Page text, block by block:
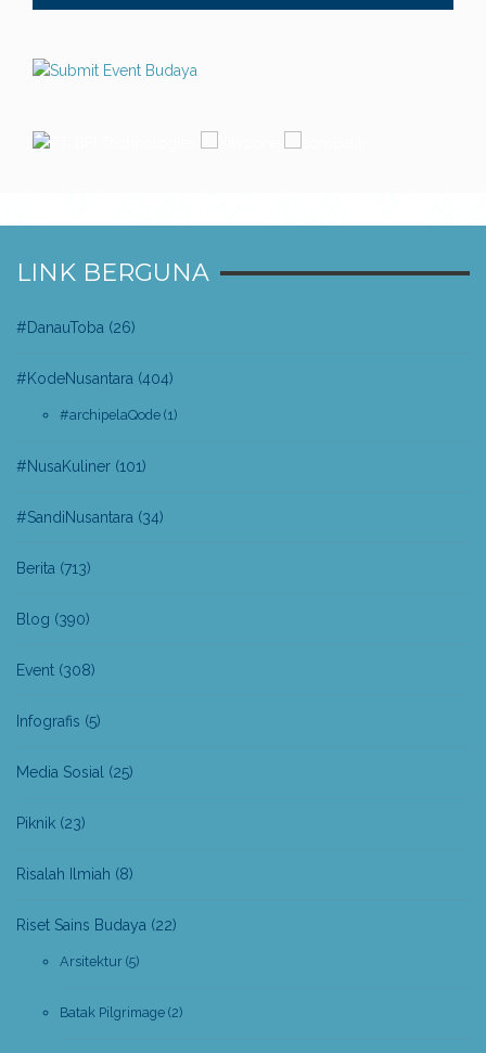
LINK BERGUNA
#DanauToba (26)
#KodeNusantara (404)
#archipelaQode (1)
#NusaKuliner (101)
#SandiNusantara (34)
Berita (713)
Blog (390)
Event (308)
Infografis (5)
Media Sosial (25)
Piknik (23)
Risalah Ilmiah (8)
Riset Sains Budaya (22)
Arsitektur (5)
Batak Pilgrimage (2)